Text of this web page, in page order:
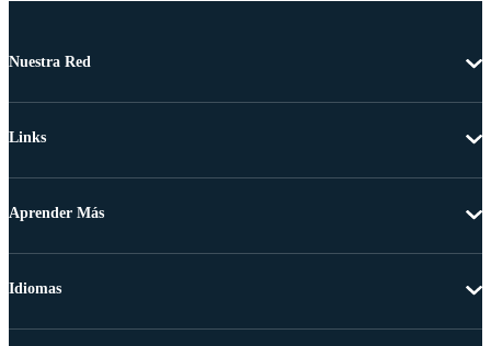
Nuestra Red
Links
Aprender Más
Idiomas